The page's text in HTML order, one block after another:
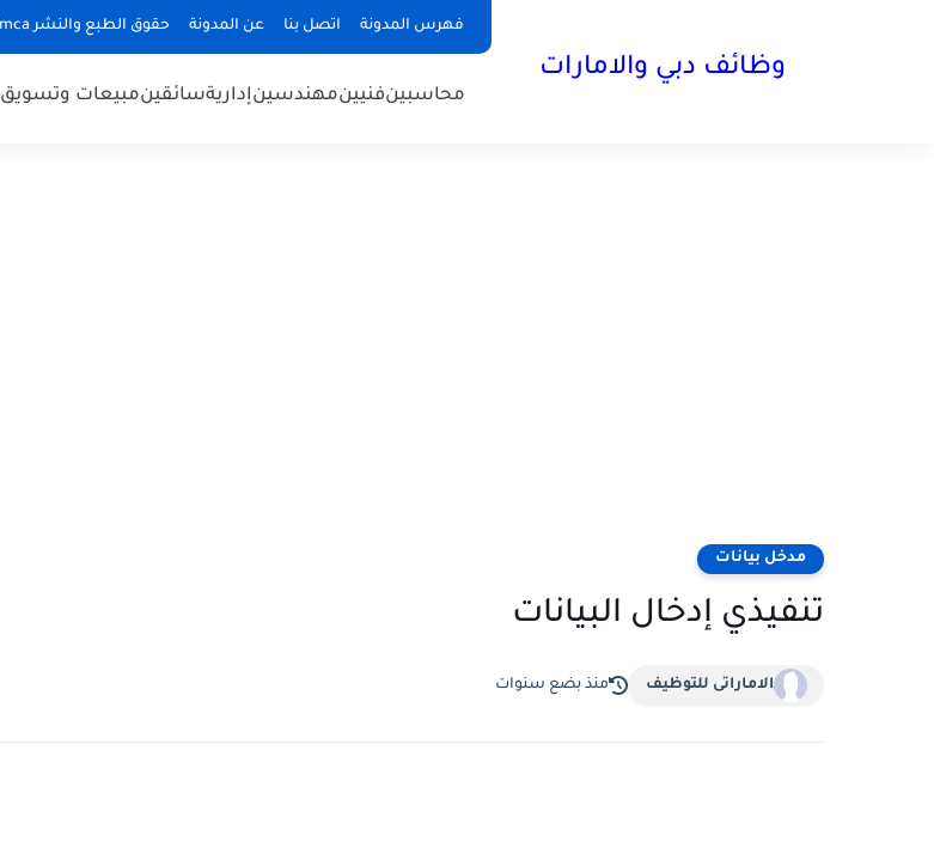
فهرس المدونة اتصل بنا عن المدونة حقوق الطبع والنشر dmca
وظائف دبي والامارات
محاسبينفنيينمهندسينإداريةسائقينمبيعات وتسويق
مدخل بيانات
تنفيذي إدخال البيانات
الاماراتى للتوظيف منذ بضع سنوات